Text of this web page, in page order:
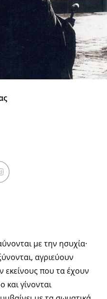
με την ησυχία·
αγριεύουν
εκείνους που τα έχουν
γίνονται